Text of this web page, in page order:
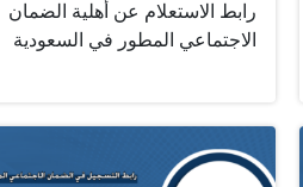
رابط الاستعلام عن أهلية الضمان
الاجتماعي المطور في السعودية